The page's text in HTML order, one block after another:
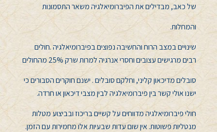
של כאב, מבדילים את הפיברומיאלגיה משאר התסמונות
והמחלות.
שינויים במצב הרוח והחשיבה נפוצים בפיברומיאלגיה.חולים
רבים מרגישים עצובים וחסרי אנרגיה למרות שרק 25% מהחולים
סובלים מדיכאון קליני, וחלקם סובלים . ישנם חוקרים הסבורים כי
ישנו אולי קשר בין פיברומיאלגיה לבין מצבי דיכאון או חרדה.
חולי פיברומיאלגיה מדווחים על קשיים בריכוז ובביצוע מטלות
מנטליות פשוטות. אין שום עדות שבעיות אלו מחמירות עם הזמן.